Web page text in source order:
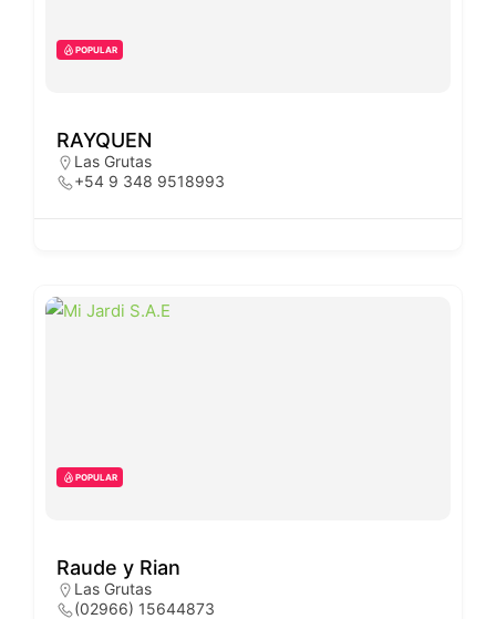
POPULAR
RAYQUEN
Las Grutas
+54 9 348 9518993
POPULAR
Raude y Rian
Las Grutas
(02966) 15644873